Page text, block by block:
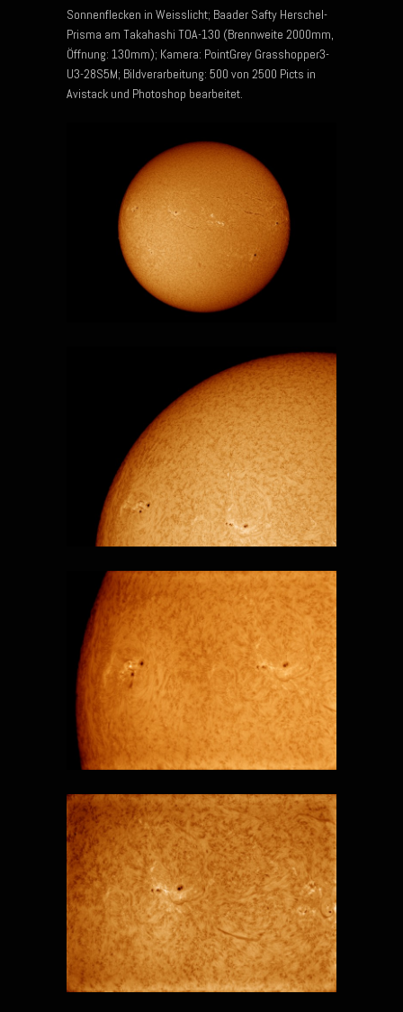
Sonnenflecken in Weisslicht; Baader Safty Herschel-
Prisma am Takahashi TOA-130 (Brennweite 2000mm,
Öffnung: 130mm); Kamera: PointGrey Grasshopper3-
U3-28S5M; Bildverarbeitung: 500 von 2500 Picts in
Avistack und Photoshop bearbeitet.